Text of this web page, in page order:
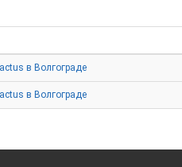
в Волгограде
в Волгограде